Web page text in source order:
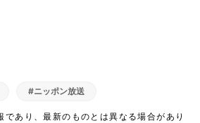
#ニッポン放送
あり、最新のものとは異なる場合があり